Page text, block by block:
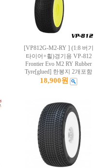
[VP812G-M2-RY ] (1:8 버기
타이어+휠)경기용 VP-812
Frontier Evo M2 RY Rubber
Tyre[glued] 한봉지 2개포함
18,900원